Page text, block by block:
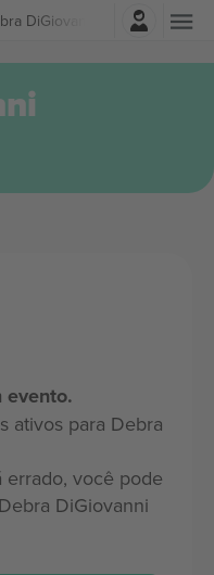
DiGiovanni Ingressos
Entrar
evento.
ativos para Debra
errado, você pode
DiGiovanni